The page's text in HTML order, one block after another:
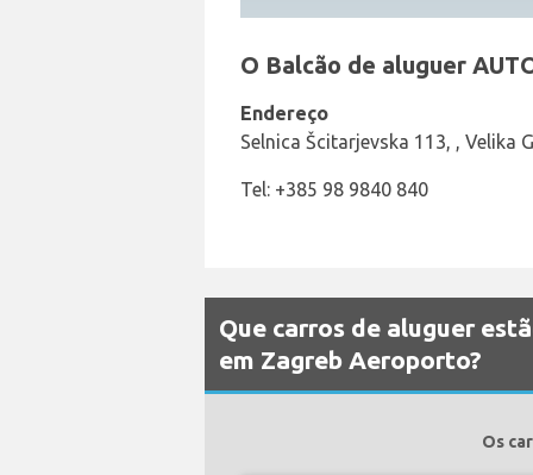
O Balcão de aluguer
Endereço
Selnica Šcitarjevska 113, , Velika
Tel: +385 98 9840 840
Que carros de aluguer
em Zagreb Aeroporto?
Os